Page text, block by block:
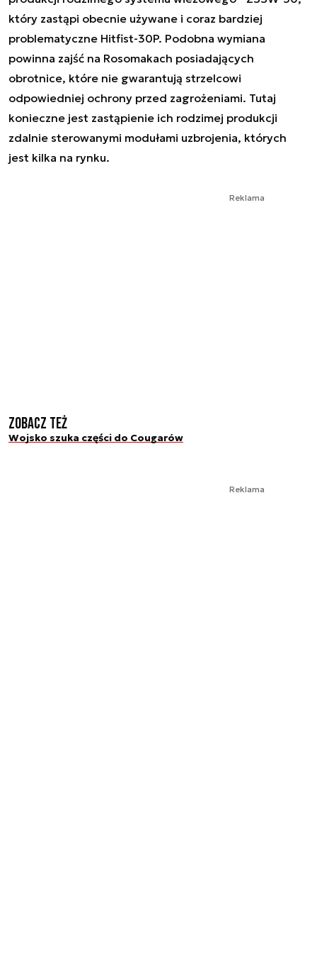
który zastąpi obecnie używane i coraz bardziej
problematyczne Hitfist-30P. Podobna wymiana
powinna zajść na Rosomakach posiadających
obrotnice, które nie gwarantują strzelcowi
odpowiedniej ochrony przed zagrożeniami. Tutaj
konieczne jest zastąpienie ich rodzimej produkcji
zdalnie sterowanymi modułami uzbrojenia, których
jest kilka na rynku.
Reklama
Zobacz też
Wojsko szuka części do Cougarów
Reklama